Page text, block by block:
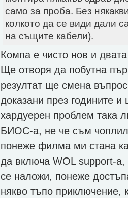
само за проба. Без
колкото да се види дали
на същите кабели).
Компа е чисто нов и
Ще отворя да побутна
резултат ще смена
доказани през годините
хардуерен проблем така
БИОС-а, не че съм чоплил
понеже филма ми стана
да включа WOL support-a,
се наложи, понеже
някво тъпо